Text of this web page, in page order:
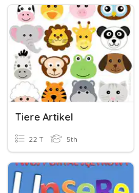
Tiere Artikel
22 T 5th